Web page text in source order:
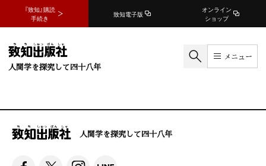
『致知』購読
手続き
致知電子版
オンライン
ショップ
人間学を探究して四十八年
メニュー
人間学を探究して四十八年